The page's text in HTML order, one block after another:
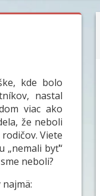
kde bolo
nastal
viac ako
že neboli
Viete
„nemali byť“
neboli?